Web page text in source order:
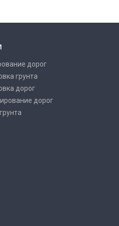
дорог
грунта
дорог
дорог